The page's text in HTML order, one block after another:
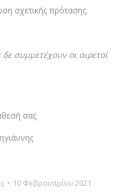
σχετικής πρότασης.
συμμετέχουν οι αιρετοί
σας
10 Φεβρουαρίου 2021